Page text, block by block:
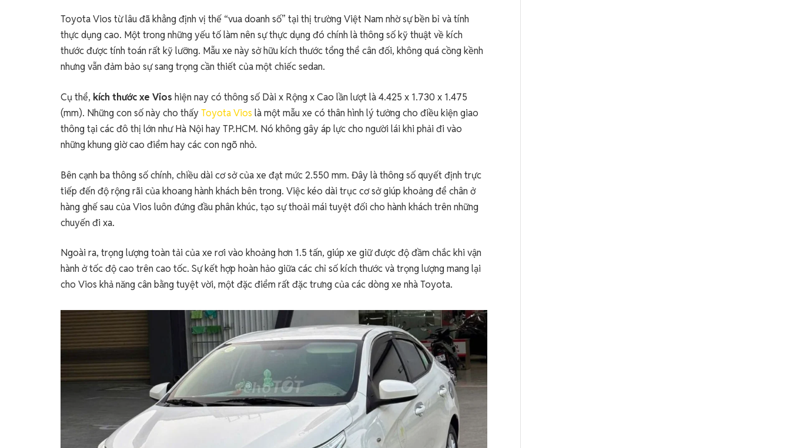
Toyota Vios từ lâu đã khẳng định vị thế “vua doanh số” tại thị trường Việt Nam nhờ sự bền bỉ và tính
thực dụng cao. Một trong những yếu tố làm nên sự thực dụng đó chính là thông số kỹ thuật về kích
thước được tính toán rất kỹ lưỡng. Mẫu xe này sở hữu kích thước tổng thể cân đối, không quá cồng kềnh
nhưng vẫn đảm bảo sự sang trọng cần thiết của một chiếc sedan.
Cụ thể, kích thước xe Vios hiện nay có thông số Dài x Rộng x Cao lần lượt là 4.425 x 1.730 x 1.475
(mm). Những con số này cho thấyToyota Vios là một mẫu xe có thân hình lý tưởng cho điều kiện giao
thông tại các đô thị lớn như Hà Nội hay TP.HCM. Nó không gây áp lực cho người lái khi phải đi vào
những khung giờ cao điểm hay các con ngõ nhỏ.
Bên cạnh ba thông số chính, chiều dài cơ sở của xe đạt mức 2.550 mm. Đây là thông số quyết định trực
tiếp đến độ rộng rãi của khoang hành khách bên trong. Việc kéo dài trục cơ sở giúp khoảng để chân ở
hàng ghế sau của Vios luôn đứng đầu phân khúc, tạo sự thoải mái tuyệt đối cho hành khách trên những
chuyến đi xa.
Ngoài ra, trọng lượng toàn tải của xe rơi vào khoảng hơn 1.5 tấn, giúp xe giữ được độ đầm chắc khi vận
hành ở tốc độ cao trên cao tốc. Sự kết hợp hoàn hảo giữa các chỉ số kích thước và trọng lượng mang lại
cho Vios khả năng cân bằng tuyệt vời, một đặc điểm rất đặc trưng của các dòng xe nhà Toyota.